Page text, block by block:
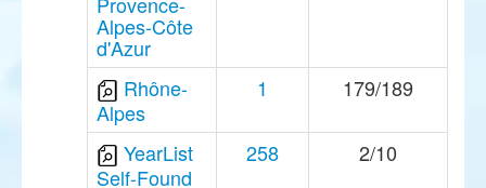
Alpes-Côte
d'Azur
Rhône-
Alpes
1 179/189
YearList
Self-Found
258 2/10